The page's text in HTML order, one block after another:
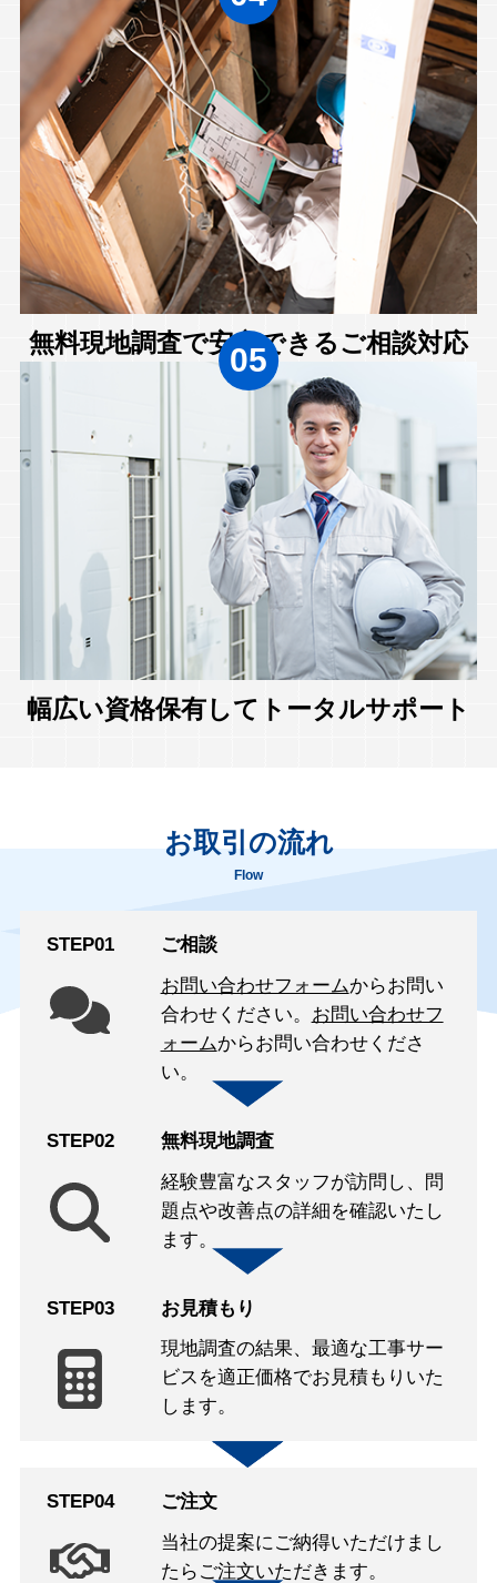
無料現地調査で安心できるご相談対応
05
幅広い資格保有してトータルサポート
お取引の流れ
Flow
STEP01
ご相談
お問い合わせフォームからお問い
合わせください。 お問い合わせフ
ォームからお問い合わせくださ
い。
STEP02
無料現地調査
経験豊富なスタッフが訪問し、問
題点や改善点の詳細を確認いたし
ます。
STEP03
お見積もり
現地調査の結果、最適な工事サー
ビスを適正価格でお見積もりいた
します。
STEP04
ご注文
当社の提案にご納得いただけまし
たらご注文いただきます。